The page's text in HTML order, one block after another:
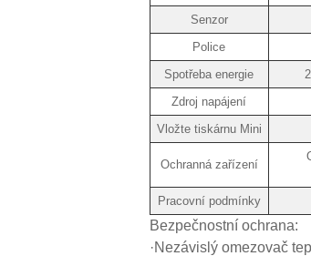
Senzor
Police
Spotřeba energie
Zdroj napájení
Vložte tiskárnu Mini
Ochranná zařízení
Pracovní podmínky
Bezpečnostní ochrana:
·Nezávislý omezovač